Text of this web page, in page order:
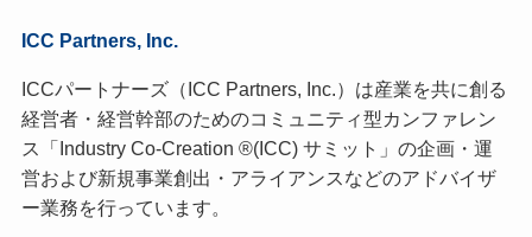
ICC Partners, Inc.
ICCパートナーズ（ICC Partners, Inc.）は産業を共に創る
経営者・経営幹部のためのコミュニティ型カンファレン
ス「Industry Co-Creation ®(ICC) サミット」の企画・運
営および新規事業創出・アライアンスなどのアドバイザ
ー業務を行っています。